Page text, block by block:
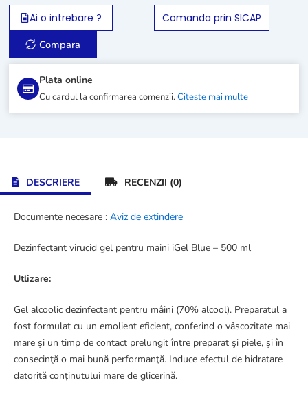
Plata online
Cu cardul la confirmarea comenzii.Citeste mai multe
maini
iGel
Blue
-
ml
Ai o intrebare ?
Comanda prin SICAP
Compara
DESCRIERE RECENZII (0)
Documente necesare : Aviz de extindere
Dezinfectant virucid gel pentru maini iGel Blue – 500 ml
Utlizare:
Gel alcoolic dezinfectant pentru mâini (70% alcool). Preparatul a
fost formulat cu un emolient eficient, conferind o vâscozitate mai
mare şi un timp de contact prelungit între preparat şi piele, şi în
consecinţă o mai bună performanţă. Induce efectul de hidratare
datorită conținutului mare de glicerină.